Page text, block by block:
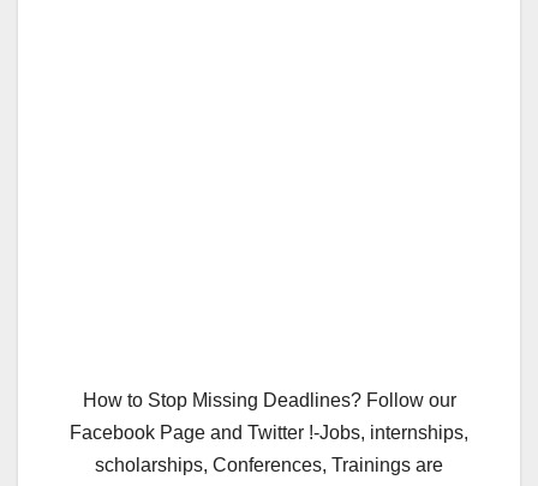
How to Stop Missing Deadlines? Follow our
Facebook Page and Twitter !-Jobs, internships,
scholarships, Conferences, Trainings are